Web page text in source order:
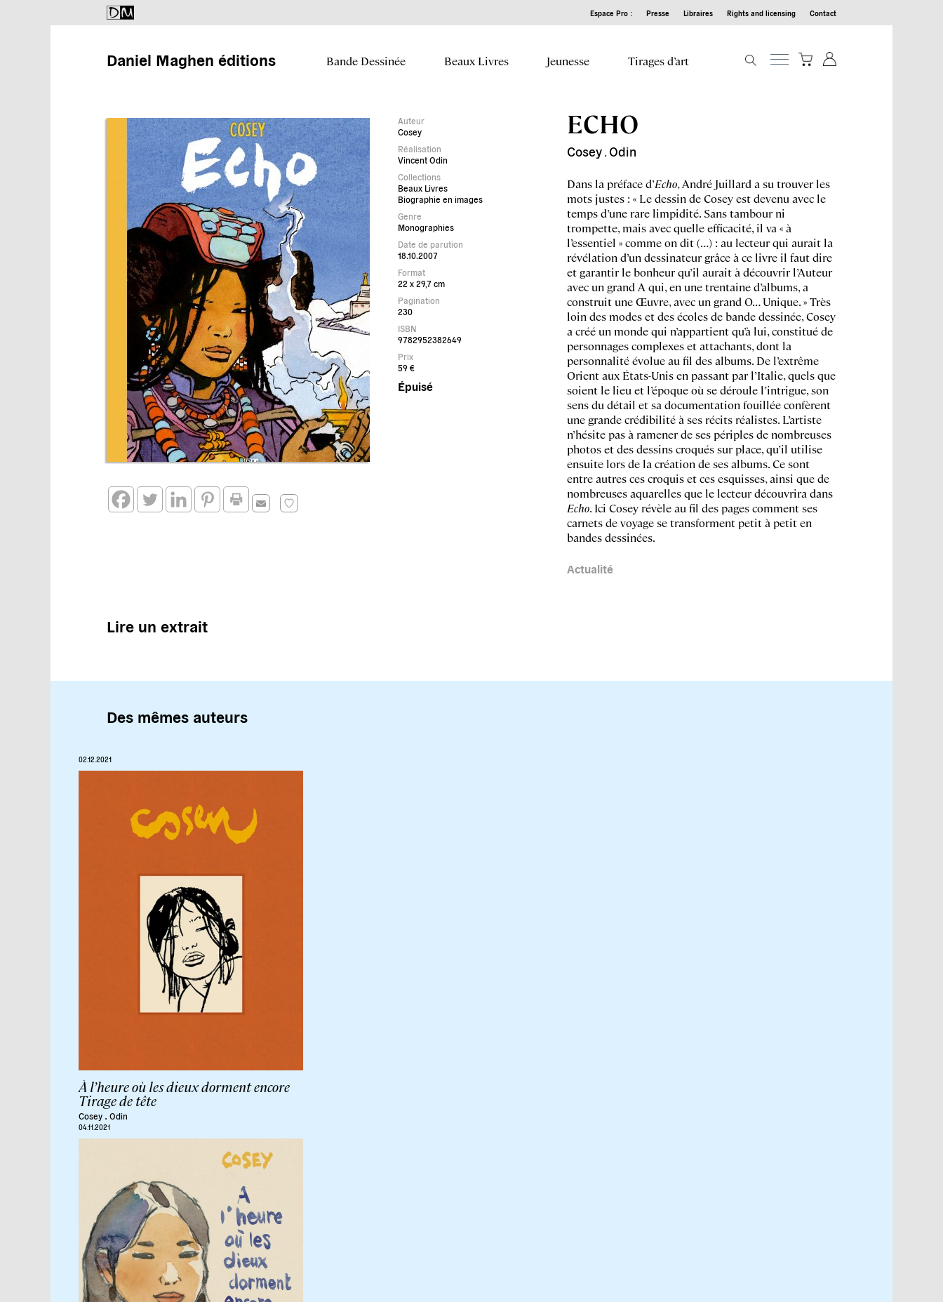
Espace Pro : Presse Libraires Rights and licensing Contact
Daniel Maghen éditions Bande Dessinée Beaux Livres Jeunesse Tirages d’art
Auteur
Cosey
Réalisation
Vincent Odin
Collections
Beaux Livres
Biographie en images
Genre
Monographies
Date de parution
18.10.2007
Format
22 x 29,7 cm
Pagination
230
ISBN
9782952382649
Prix
59 €
Épuisé
ECHO
Cosey. Odin
Dans la préface d’Echo, André Juillard a su trouver les
mots justes : « Le dessin de Cosey est devenu avec le
temps d’une rare limpidité. Sans tambour ni
trompette, mais avec quelle efficacité, il va « à
l’essentiel » comme on dit (…) : au lecteur qui aurait la
révélation d’un dessinateur grâce à ce livre il faut dire
et garantir le bonheur qu’il aurait à découvrir l’Auteur
avec un grand A qui, en une trentaine d’albums, a
construit une Œuvre, avec un grand O… Unique. » Très
loin des modes et des écoles de bande dessinée, Cosey
a créé un monde qui n’appartient qu’à lui, constitué de
personnages complexes et attachants, dont la
personnalité évolue au fil des albums. De l’extrême
Orient aux États-Unis en passant par l’Italie, quels que
soient le lieu et l’époque où se déroule l’intrigue, son
sens du détail et sa documentation fouillée confèrent
une grande crédibilité à ses récits réalistes. L’artiste
n’hésite pas à ramener de ses périples de nombreuses
photos et des dessins croqués sur place, qu’il utilise
ensuite lors de la création de ses albums. Ce sont
entre autres ces croquis et ces esquisses, ainsi que de
nombreuses aquarelles que le lecteur découvrira dans
Echo. Ici Cosey révèle au fil des pages comment ses
carnets de voyage se transforment petit à petit en
bandes dessinées.
Actualité
Lire un extrait
Des mêmes auteurs
02.12.2021
À l’heure où les dieux dorment encore
Tirage de tête
Cosey . Odin
04.11.2021